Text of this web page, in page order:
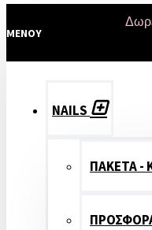
Δωρεάν
MENOY
NAILS
ΠΑΚΕΤΑ -